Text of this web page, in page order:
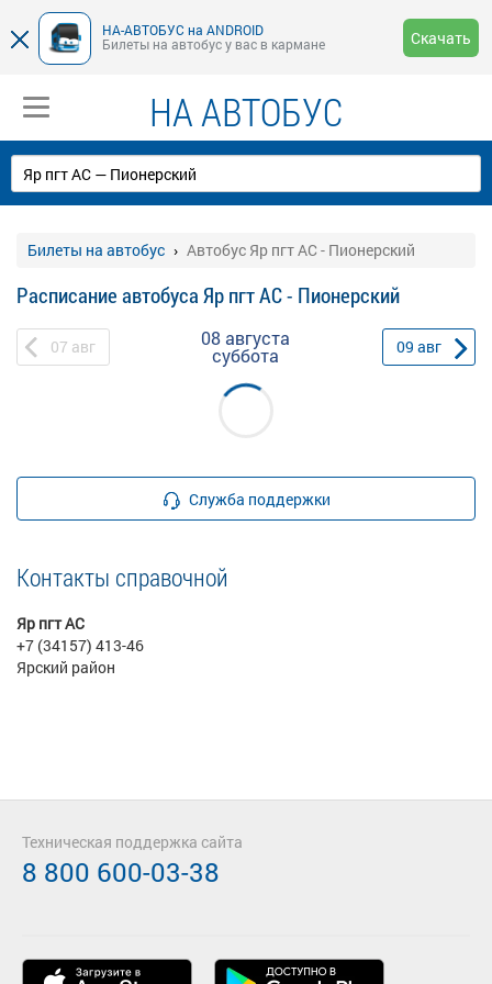
НА-АВТОБУС на ANDROID
Билеты на автобус у вас в кармане
Скачать
НА АВТОБУС
Билеты на автобус Автобус Яр пгт АС - Пионерский
Расписание автобуса Яр пгт АС - Пионерский
07 авг 08 августа
суббота 09 авг
Служба поддержки
Контакты справочной
Яр пгт АС
+7 (34157) 413-46
Ярский район
Техническая поддержка сайта
8 800 600-03-38